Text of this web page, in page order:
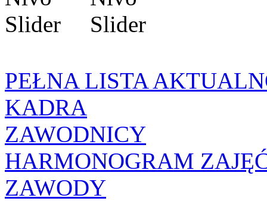
PEŁNA LISTA
KADRA
ZAWODNICY
HARMONOGRAM
ZAWODY